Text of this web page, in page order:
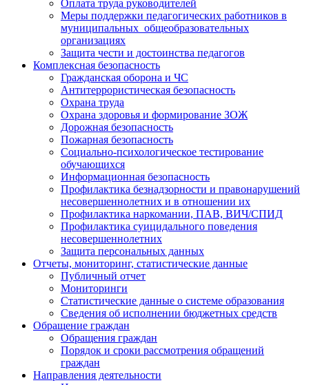
Оплата труда руководителей
Меры поддержки педагогических работников в
муниципальных общеобразовательных
организациях
Защита чести и достоинства педагогов
Комплексная безопасность
Гражданская оборона и ЧС
Антитеррористическая безопасность
Охрана труда
Охрана здоровья и формирование ЗОЖ
Дорожная безопасность
Пожарная безопасность
Социально-психологическое тестирование
обучающихся
Информационная безопасность
Профилактика безнадзорности и правонарушений
несовершеннолетних и в отношении их
Профилактика наркомании, ПАВ, ВИЧ/СПИД
Профилактика суицидального поведения
несовершеннолетних
Защита персональных данных
Отчеты, мониторинг, статистические данные
Публичный отчет
Мониторинги
Статистические данные о системе образования
Сведения об исполнении бюджетных средств
Обращение граждан
Обращения граждан
Порядок и сроки рассмотрения обращений
граждан
Направления деятельности